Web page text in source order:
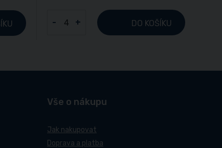
- + DO KOŠÍKU
Vše o nákupu
Jak nakupovat
Doprava a platba